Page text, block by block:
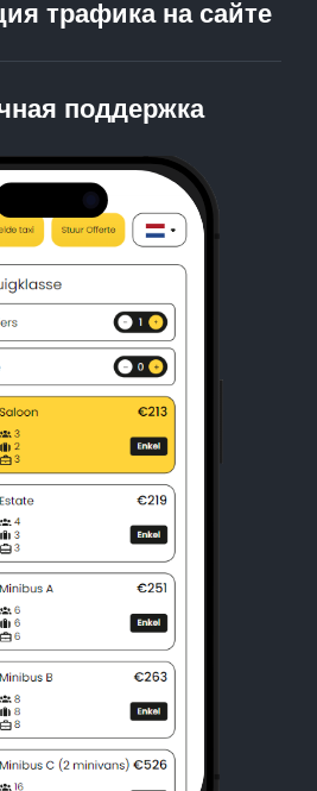
трафика на сайте
поддержка